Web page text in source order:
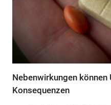
Nebenwirkungen können
Konsequenzen